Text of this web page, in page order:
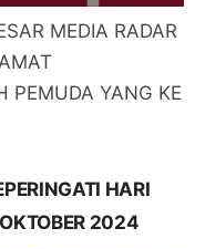
MEDIA RADAR
PEMUDA YANG KE
HARI
2024